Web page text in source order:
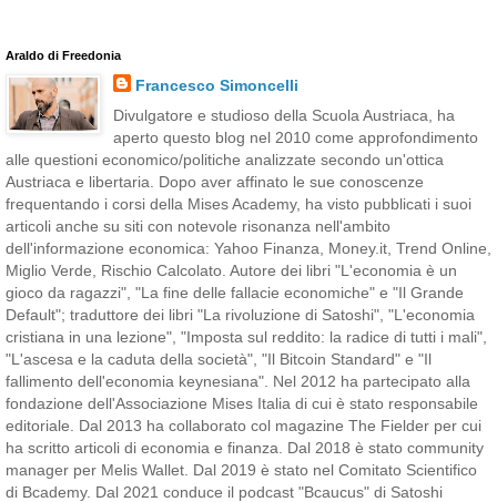
Araldo di Freedonia
Francesco Simoncelli
Divulgatore e studioso della Scuola Austriaca, ha
aperto questo blog nel 2010 come approfondimento
alle questioni economico/politiche analizzate secondo un'ottica
Austriaca e libertaria. Dopo aver affinato le sue conoscenze
frequentando i corsi della Mises Academy, ha visto pubblicati i suoi
articoli anche su siti con notevole risonanza nell'ambito
dell'informazione economica: Yahoo Finanza, Money.it, Trend Online,
Miglio Verde, Rischio Calcolato. Autore dei libri "L'economia è un
gioco da ragazzi", "La fine delle fallacie economiche" e "Il Grande
Default"; traduttore dei libri "La rivoluzione di Satoshi", "L'economia
cristiana in una lezione", "Imposta sul reddito: la radice di tutti i mali",
"L'ascesa e la caduta della società", "Il Bitcoin Standard" e "Il
fallimento dell'economia keynesiana". Nel 2012 ha partecipato alla
fondazione dell'Associazione Mises Italia di cui è stato responsabile
editoriale. Dal 2013 ha collaborato col magazine The Fielder per cui
ha scritto articoli di economia e finanza. Dal 2018 è stato community
manager per Melis Wallet. Dal 2019 è stato nel Comitato Scientifico
di Bcademy. Dal 2021 conduce il podcast "Bcaucus" di Satoshi